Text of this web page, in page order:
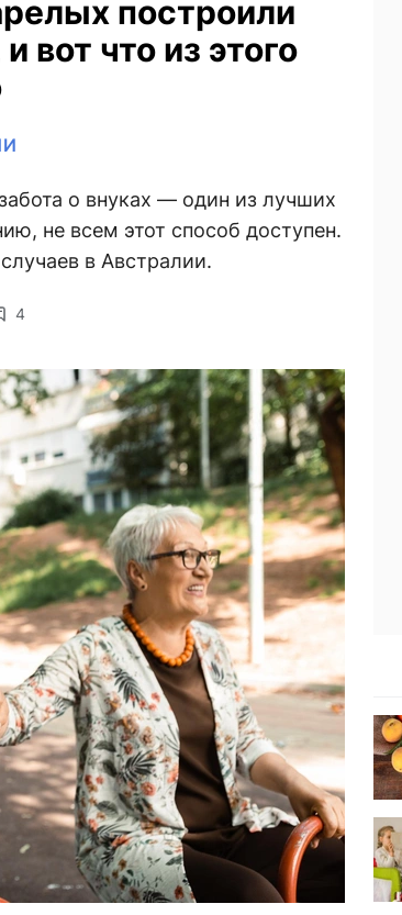
построили
вот что из этого
о внуках — один из лучших
не всем этот способ доступен.
в Австралии.
4